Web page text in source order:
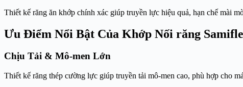
Thiết kế răng ăn khớp chính xác giúp truyền lực hiệu quả, hạn chế mài
Ưu Điểm Nổi Bật Của Khớp Nối răng
Chịu Tải & Mô-men Lớn
Thiết kế răng thép cường lực giúp truyền tải mô-men cao, phù hợp cho